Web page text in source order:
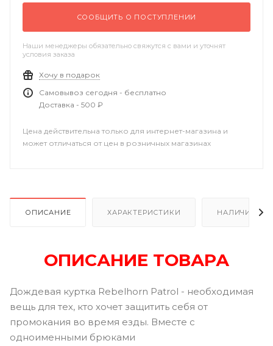
СООБЩИТЬ О ПОСТУПЛЕНИИ
Наши менеджеры обязательно свяжутся с вами и уточнят
условия заказа
Хочу в подарок
Самовывоз сегодня - бесплатно
Доставка - 500 ₽
Цена действительна только для интернет-магазина и
может отличаться от цен в розничных магазинах
ОПИСАНИЕ ХАРАКТЕРИСТИКИ НАЛИЧИЕ В
ОПИСАНИЕ ТОВАРА
Дождевая куртка Rebelhorn Patrol - необходимая
вещь для тех, кто хочет защитить себя от
промокания во время езды. Вместе с
одноименными брюками